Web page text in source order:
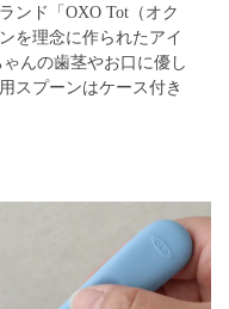
ンド「OXO Tot（オク
を理念に作られたアイ
ゃんの歯茎やお口に優し
スプーンはケース付き